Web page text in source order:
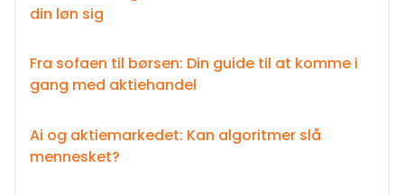
din løn sig
Fra sofaen til børsen: Din guide til at komme i
gang med aktiehandel
Ai og aktiemarkedet: Kan algoritmer slå
mennesket?